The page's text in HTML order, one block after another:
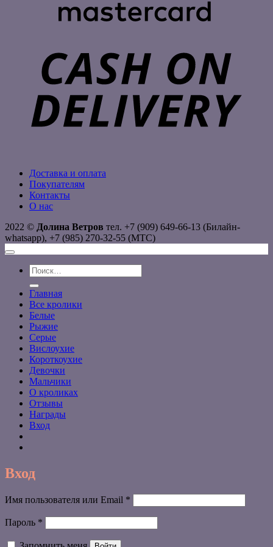
Доставка и оплата
Покупателям
Контакты
О нас
2022 © Долина Ветров тел. +7 (909) 649-66-13 (Билайн-
whatsapp), +7 (985) 270-32-55 (МТС)
Искать:
Главная
Все кролики
Белые
Рыжие
Серые
Вислоухие
Короткоухие
Девочки
Мальчики
О кроликах
Отзывы
Награды
Вход
Вход
Имя пользователя или Email *
Пароль *